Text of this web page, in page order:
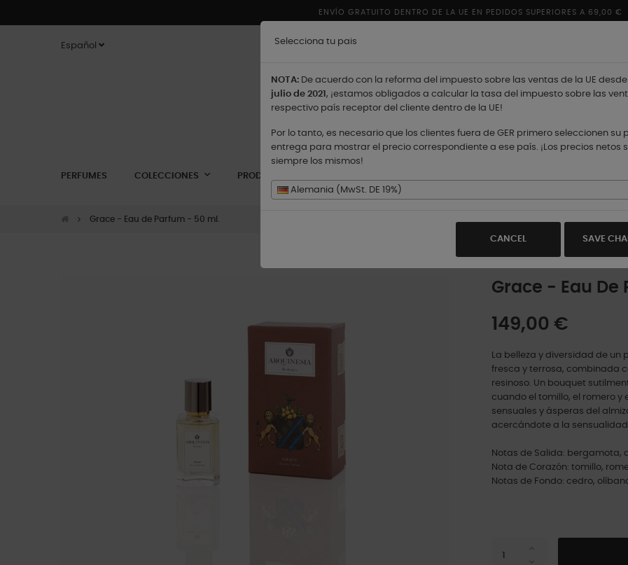
Selecciona tu pais
NOTA: De acuerdo con la reforma del impuesto sobre las ventas de la UE desde
julio de 2021 , ¡estamos obligados a calcular la tasa del impuesto sobre las
respectivo país receptor del cliente dentro de la UE!
Por lo tanto, es necesario que los clientes fuera de GER primero seleccionen su
entrega para mostrar el precio correspondiente a ese país. ¡Los precios netos
siempre los mismos!
Alemania (MwSt. DE 19%)
CANCEL SAVE
ENVÍO GRATUITO DENTRO DE LA UE EN PEDIDOS SUPERIORES A 69,00 €
Español
PERFUMES COLECCIONES PRODUCTOS
Grace - Eau de Parfum - 50 ml.
Grace - Eau De
149,00 €
La belleza y diversidad de un
fresca y terrosa, combinada
resinoso. Un bouquet
cuando el tomillo, el romero
sensuales y ásperas del
acercándote a la
Notas de Salida: bergamota,
Nota de Corazón: tomillo,
Notas de Fondo: cedro,